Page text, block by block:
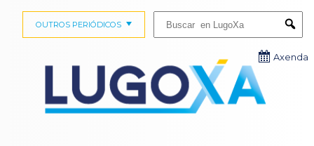
OUTROS PERIÓDICOS
Axenda